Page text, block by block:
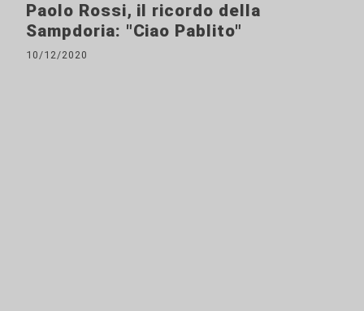
Paolo Rossi, il ricordo della
Sampdoria: "Ciao Pablito"
10/12/2020